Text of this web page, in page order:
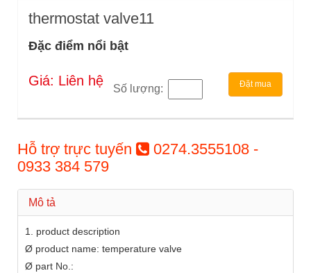
thermostat valve11
Đặc điểm nổi bật
Giá: Liên hệ
Số lượng: Đặt mua
Hỗ trợ trực tuyến
0274.3555108 -
0933 384 579
Mô tả
1. product description
Ø product name: temperature valve
Ø part No.: